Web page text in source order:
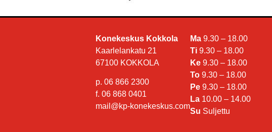
Konekeskus Kokkola
Kaarlelankatu 21
67100 KOKKOLA
p. 06 866 2300
f. 06 868 0401
mail@kp-konekeskus.com
Ma 9.30 – 18.00
Ti 9.30 – 18.00
Ke 9.30 – 18.00
To 9.30 – 18.00
Pe 9.30 – 18.00
La 10.00 – 14.00
Su Suljettu